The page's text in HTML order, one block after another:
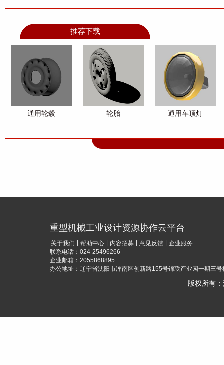
推荐下载
通用轮毂 轮胎 通用车顶灯
重型机械工业设计资源协作云平台
关于我们 帮助中心 内容招募 意见反馈
企业服务
联系电话：024-25496266
企业邮箱：2055868895
办公地址：辽宁省沈阳市浑南区创新路155号锦联产业园一期三
版权所有